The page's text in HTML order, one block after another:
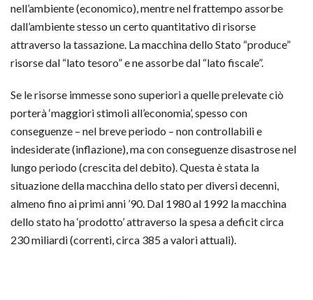
nell’ambiente (economico), mentre nel frattempo assorbe
dall’ambiente stesso un certo quantitativo di risorse
attraverso la tassazione. La macchina dello Stato “produce”
risorse dal “lato tesoro” e ne assorbe dal “lato fiscale”.
Se le risorse immesse sono superiori a quelle prelevate ciò
porterà ‘maggiori stimoli all’economia’, spesso con
conseguenze – nel breve periodo – non controllabili e
indesiderate (inflazione), ma con conseguenze disastrose nel
lungo periodo (crescita del debito). Questa è stata la
situazione della macchina dello stato per diversi decenni,
almeno fino ai primi anni ’90. Dal 1980 al 1992 la macchina
dello stato ha ‘prodotto’ attraverso la spesa a deficit circa
230 miliardi (correnti, circa 385 a valori attuali).